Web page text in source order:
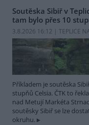
Soutěska Sibiř v
tam bylo přes 10
3.8.2026 16:12 | TEPLICE
Příkladem je soutěska
stupňů Celsia. ČTK to
nad Metují Markéta
soutěsky Sibiř se lze
okruhu.